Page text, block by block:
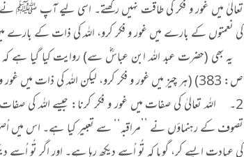
کی نعمتوں کے بارے میں غور و فکر کرو، اللہ کی ذات کے بارے
ص: 383) (ہر چیز میں غور و فکر کرو، لیکن اللہ کی ذات میں غور و فکر مت کرو۔)
2۔ اللہ تعالیٰ کی صفات میں غور و فکر کرنا: جیسے اللہ کی
تصوف کے رہنماؤں نے ’’مراقبہ‘‘ سے تعبیر کیا ہے۔ اس